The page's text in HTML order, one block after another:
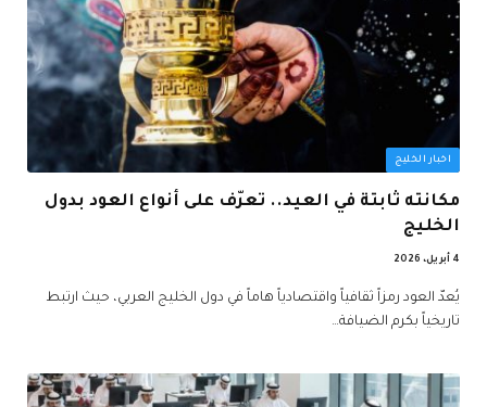
اخبار الخليج
مكانته ثابتة في العيد.. تعرّف على أنواع العود بدول
الخليج
4 أبريل، 2026
يُعدّ العود رمزاً ثقافياً واقتصادياً هاماً في دول الخليج العربي، حيث ارتبط
تاريخياً بكرم الضيافة…